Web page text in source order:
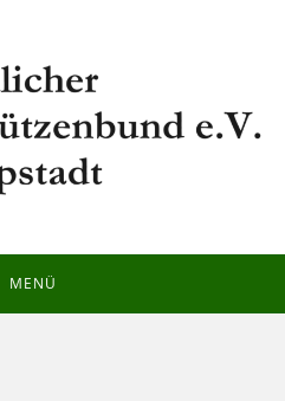
MENÜ